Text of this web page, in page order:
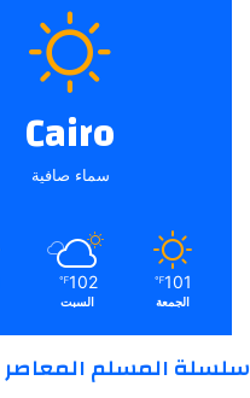
Cairo
سماء صافية
101
℉
الجمعة
102
℉
السبت
سلسلة المسلم المعاصر